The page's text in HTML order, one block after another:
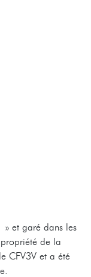
» et garé dans les
de la
CFV3V et a été